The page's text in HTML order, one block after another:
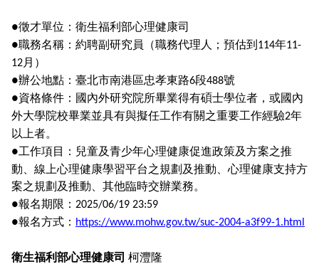
●徵才單位：衛生福利部心理健康司
●職務名稱：約聘副研究員（職務代理人；預估到 114年11-
12月）
●辦公地點：臺北市南港區忠孝東路6段488號
●資格條件：國內外研究院所畢業得有碩士學位者，或國內
外大學院校畢業並具有與擬任工作有關之重要工作經驗2年
以上者。
●工作項目：兒童及青少年心理健康促進政策及方案之推
動、線上心理健康學習平台之規劃及推動、心理健康支持方
案之規劃及推動、其他臨時交辦業務。
●報名期限： 2025/06/19 23:59
●報名方式： https://www.mohw.gov.tw/suc-2004-a3f99-1.html
衛生福利部心理健康司 柯灃隆